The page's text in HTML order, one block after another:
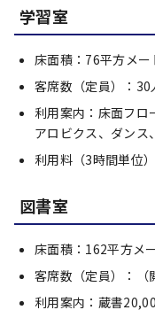
学習室
床面積：76平方メー
客席数（定員）：30
利用案内：床面フロ
アロビクス、ダンス
利用料（3時間単位
図書室
床面積：162平方メ
客席数（定員）：（
利用案内：蔵書